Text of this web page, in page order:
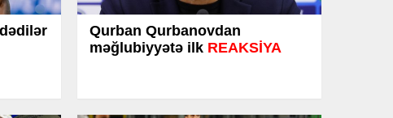
Qurban Qurbanovdan
məğlubiyyətə ilk REAKSİYA